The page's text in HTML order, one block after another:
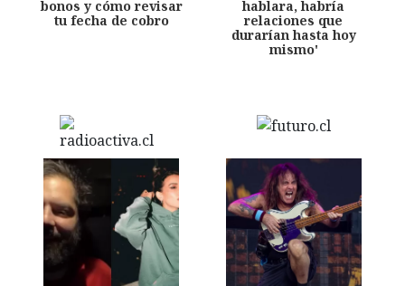
bonos y cómo revisar
tu fecha de cobro
hablara, habría
relaciones que
durarían hasta hoy
mismo'